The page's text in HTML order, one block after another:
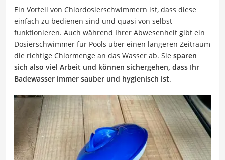
Ein Vorteil von Chlordosierschwimmern ist, dass diese
einfach zu bedienen sind und quasi von selbst
funktionieren. Auch während Ihrer Abwesenheit gibt ein
Dosierschwimmer für Pools über einen längeren Zeitraum
die richtige Chlormenge an das Wasser ab. Sie sparen
sich also viel Arbeit und können sichergehen, dass Ihr
Badewasser immer sauber und hygienisch ist.